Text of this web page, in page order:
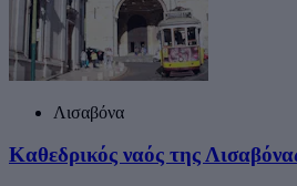
Λισαβόνα
Καθεδρικός ναός της